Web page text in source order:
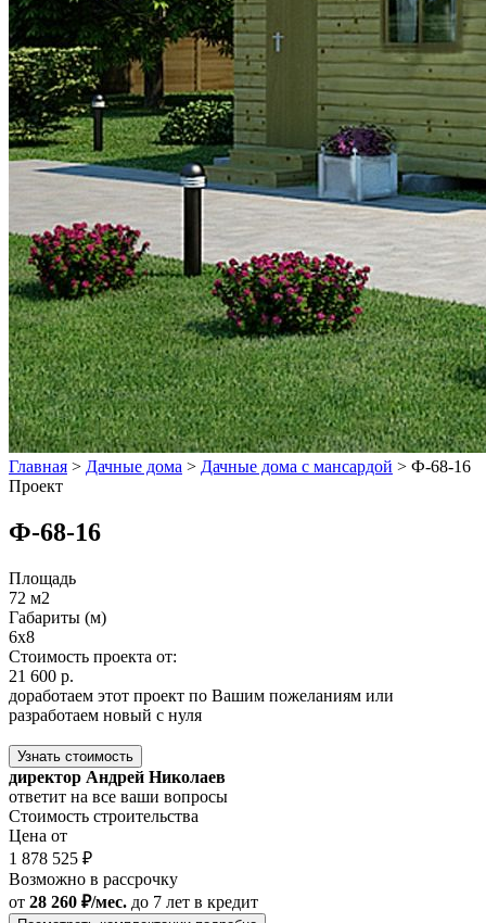
Главная > Дачные дома > Дачные дома с мансардой > Ф-68-16
Проект
Ф-68-16
Площадь
72 м2
Габариты (м)
6x8
Стоимость проекта от:
21 600 р.
доработаем этот проект по Вашим пожеланиям или
разработаем новый с нуля
Узнать стоимость
директор Андрей Николаев
ответит на все ваши вопросы
Стоимость строительства
Цена от
1 878 525 ₽
Возможно в рассрочку
от 28 260 ₽/мес. до 7 лет в кредит